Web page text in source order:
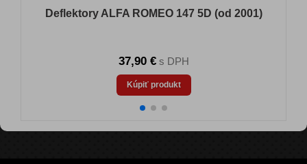
Deflektory ALFA ROMEO 147 5D (od 2001)
37,90 €s DPH
Kúpiť produkt